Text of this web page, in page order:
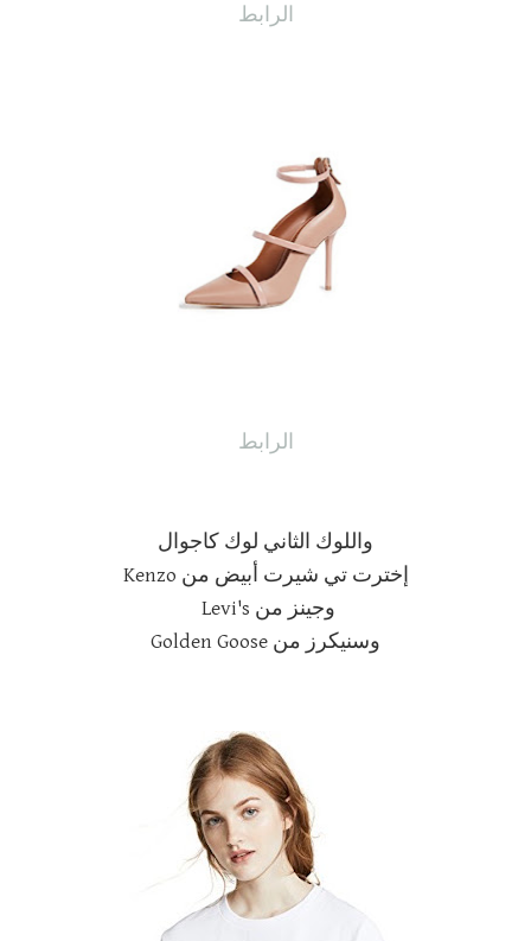
الرابط
الرابط
واللوك الثاني لوك كاجوال
إخترت تي شيرت أبيض من Kenzo
وجينز من Levi's
وسنيكرز من Golden Goose